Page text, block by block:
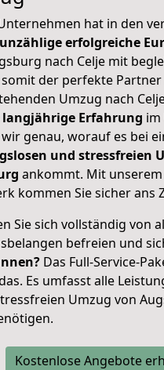
hat in den
unzählige erfolgreiche
nach Celje mit
der perfekte
Umzug nach
langjährige Erfahrung
genau, worauf es bei
und stressfreien
ankommt. Mit
kommen Sie sicher ans
Sie sich vollständig von
befreien und
Das Full-Service-
Es umfasst alle
Umzug von
Kostenlose Angebote